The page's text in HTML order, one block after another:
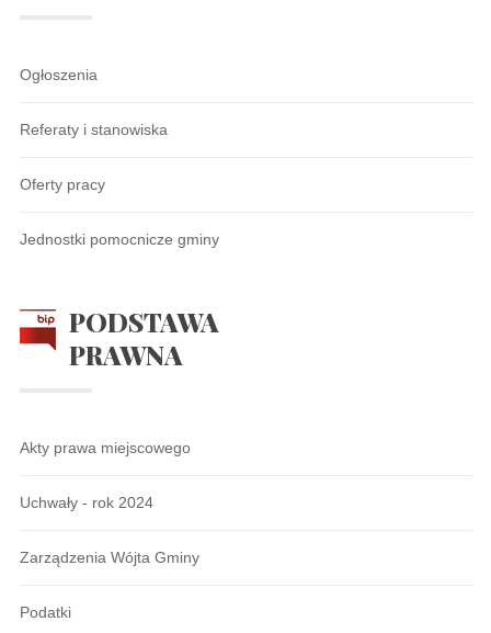
Ogłoszenia
Referaty i stanowiska
Oferty pracy
Jednostki pomocnicze gminy
PODSTAWA
PRAWNA
Akty prawa miejscowego
Uchwały - rok 2024
Zarządzenia Wójta Gminy
Podatki